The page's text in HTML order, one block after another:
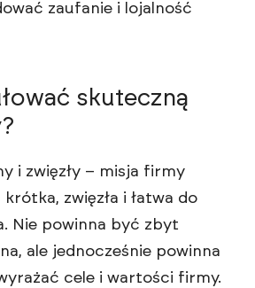
zaufanie i lojalność
skuteczną
i zwięzły – misja firmy
zwięzła i łatwa do
Nie powinna być zbyt
ale jednocześnie powinna
cele i wartości firmy.